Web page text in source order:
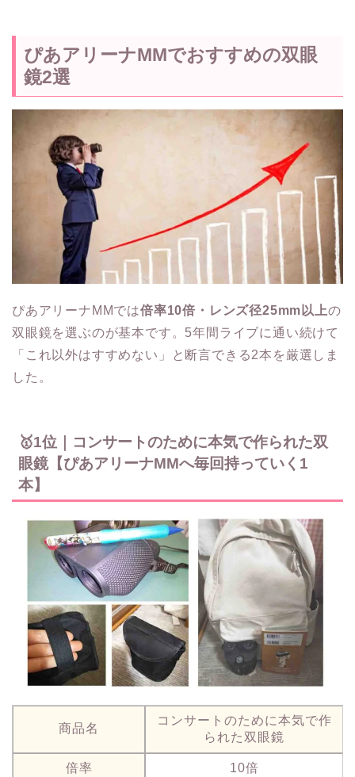
ぴあアリーナMMでおすすめの双眼
鏡2選
ぴあアリーナMMでは倍率10倍・レンズ径25mm以上の
双眼鏡を選ぶのが基本です。5年間ライブに通い続けて
「これ以外はすすめない」と断言できる2本を厳選しま
した。
🥇1位｜コンサートのために本気で作られた双
眼鏡【ぴあアリーナMMへ毎回持っていく1
本】
商品名
コンサートのために本気で作
られた双眼鏡
倍率 10倍